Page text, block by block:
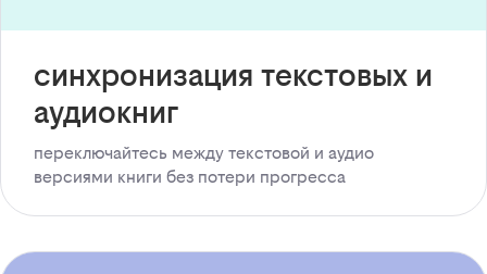
синхронизация текстовых и
аудиокниг
переключайтесь между текстовой и аудио
версиями книги без потери прогресса